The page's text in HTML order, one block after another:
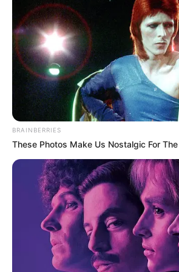
TEMAS RELACIONADOS
FISCALÍA GENERAL DE LA NACIÓN
MANTÉNGASE EN ALERTA
interesan. Para estar
favor, active las
ACTIVAR AHORA
TEMAS DESTACADOS
BRAINBERRIES
These Photos Make Us Nostalgic For